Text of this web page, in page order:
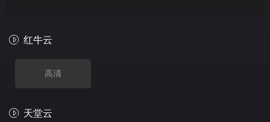
红牛云
高清
天堂云